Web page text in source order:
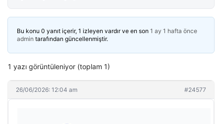
Bu konu 0 yanıt içerir, 1 izleyen vardır ve en son 1 ay 1 hafta önce
admin tarafından güncellenmiştir.
1 yazı görüntüleniyor (toplam 1)
26/06/2026: 12:04 am #24577